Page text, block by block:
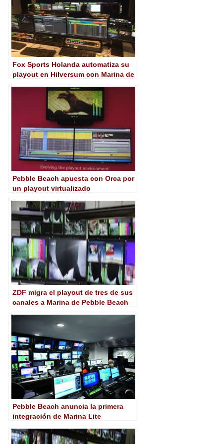
Fox Sports Holanda automatiza su
playout en Hilversum con Marina de
Pebble Beach apuesta con Orca por
un playout virtualizado
ZDF migra el playout de tres de sus
canales a Marina de Pebble Beach
Pebble Beach anuncia la primera
integración de Marina Lite